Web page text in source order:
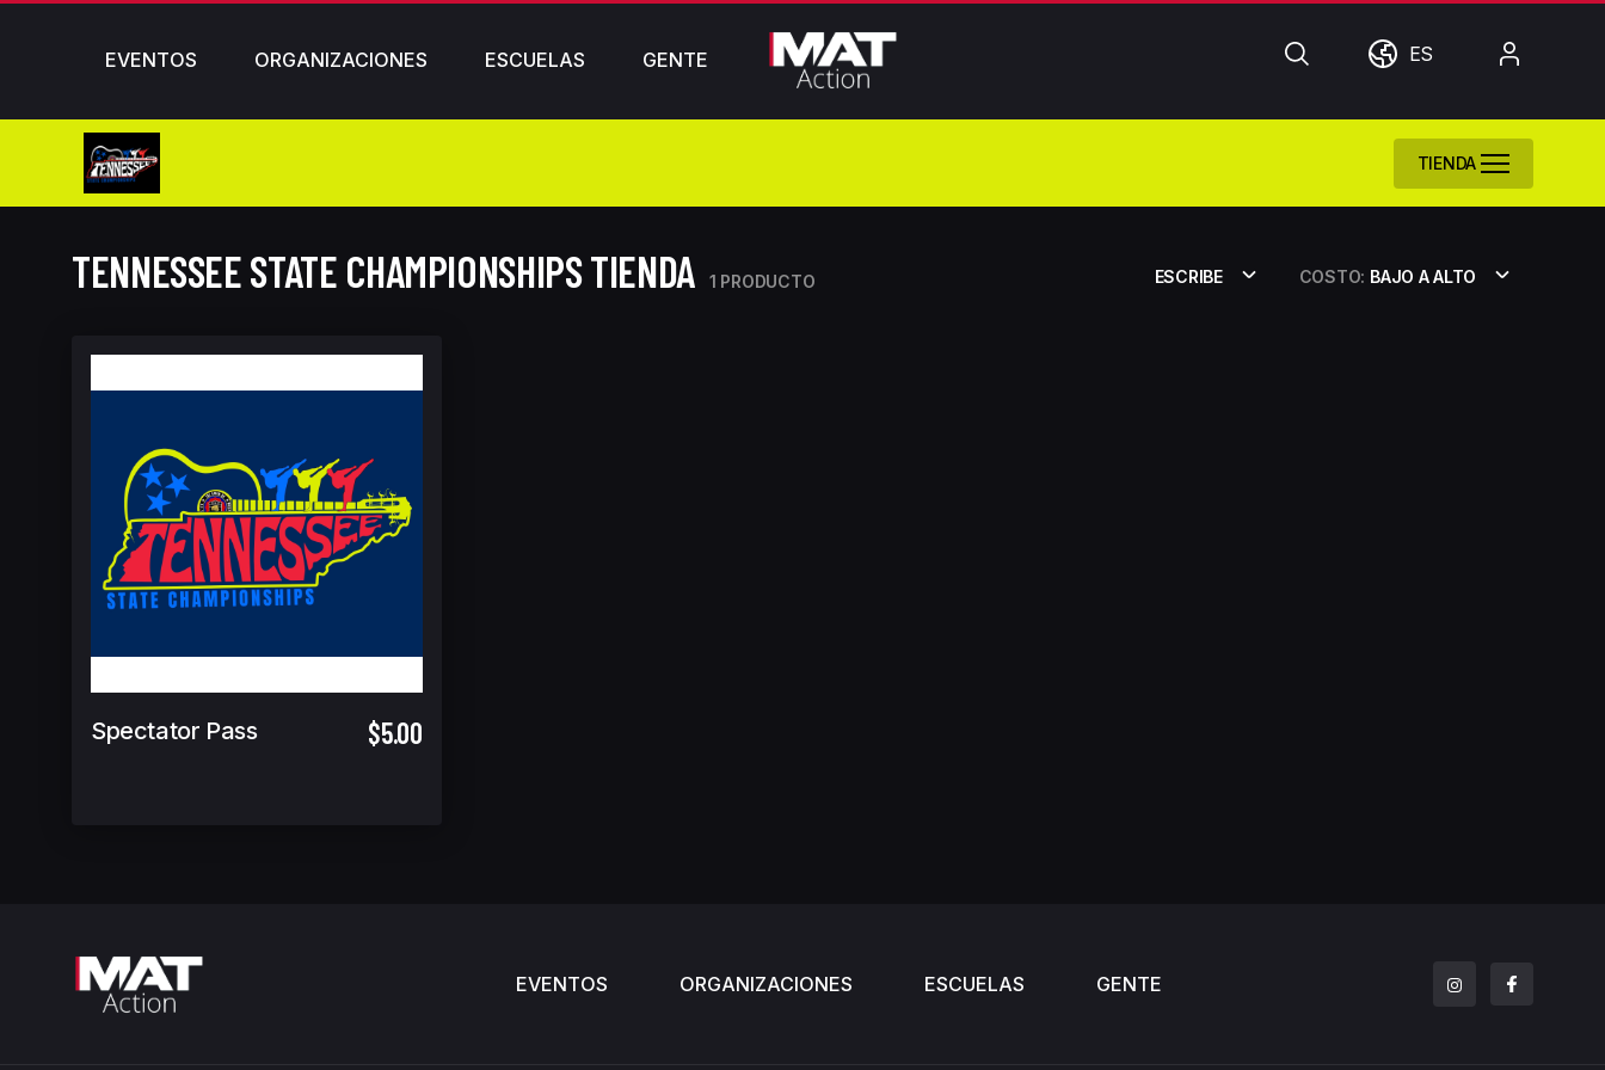
EVENTOS ORGANIZACIONES ESCUELAS GENTE BúsquedaMundo
ES
TIENDA
TENNESSEE STATE CHAMPIONSHIPS TIENDA 1 PRODUCTO ESCRIBE COSTO: BAJO A ALTO
Spectator Pass $5.00
EVENTOS ORGANIZACIONES ESCUELAS GENTE